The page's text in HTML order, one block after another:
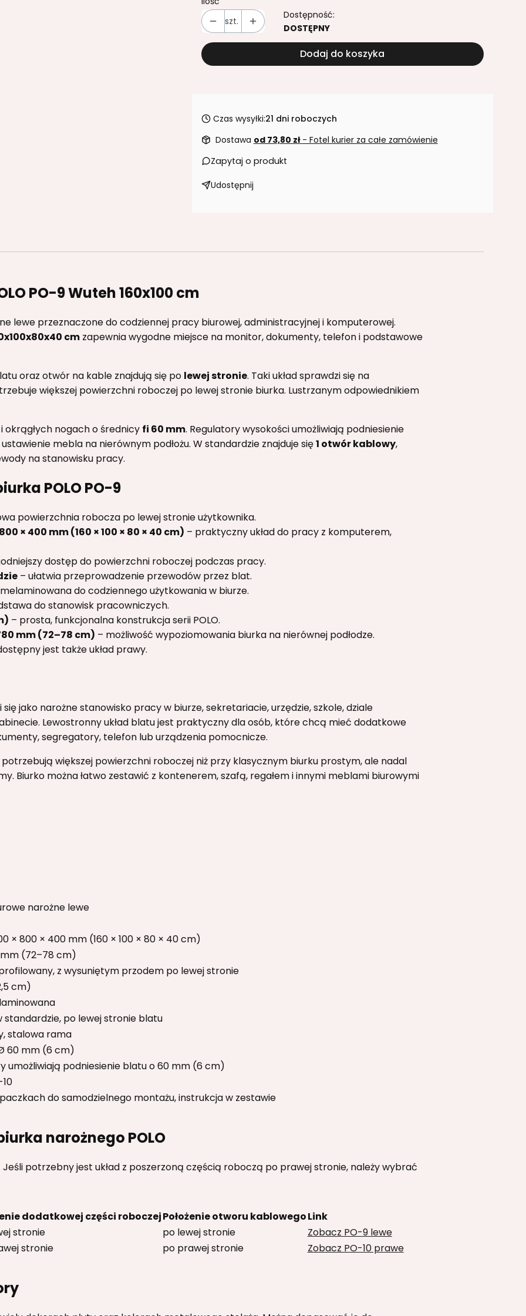
szt.
Dostępność:
DOSTĘPNY
Dodaj do koszyka
Czas wysyłki:21 dni roboczych
Dostawa od 73,80 zł - Fotel kurier za całe zamówienie
Zapytaj o produkt
Udostępnij
PO-9 Wuteh 160x100 cm
lewe przeznaczone do codziennej pracy biurowej, administracyjnej i komputerowej.
cmzapewnia wygodne miejsce na monitor, dokumenty, telefon i podstawowe
oraz otwór na kable znajdują się po lewej stronie. Taki układ sprawdzi się na
większej powierzchni roboczej po lewej stronie biurka. Lustrzanym odpowiednikiem
okrągłych nogach o średnicy fi 60 mm. Regulatory wysokości umożliwiają podniesienie
mebla na nierównym podłożu. W standardzie znajduje się1 otwór kablowy,
na stanowisku pracy.
POLO PO-9
powierzchnia robocza po lewej stronie użytkownika.
× 400 mm (160 × 100 × 80 × 40 cm) – praktyczny układ do pracy z komputerem,
dostęp do powierzchni roboczej podczas pracy.
– ułatwia przeprowadzenie przewodów przez blat.
do codziennego użytkowania w biurze.
do stanowisk pracowniczych.
– prosta, funkcjonalna konstrukcja serii POLO.
mm (72–78 cm) – możliwość wypoziomowania biurka na nierównej podłodze.
jest także układ prawy.
jako narożne stanowisko pracy w biurze, sekretariacie, urzędzie, szkole, dziale
Lewostronny układ blatu jest praktyczny dla osób, które chcą mieć dodatkowe
segregatory, telefon lub urządzenia pomocnicze.
większej powierzchni roboczej niż przy klasycznym biurku prostym, ale nadal
Biurko można łatwo zestawić z kontenerem, szafą, regałem i innymi meblami biurowymi
narożne lewe
× 800 × 400 mm (160 × 100 × 80 × 40 cm)
(72–78 cm)
z wysuniętym przodem po lewej stronie
cm)
standardzie, po lewej stronie blatu
stalowa rama
60 mm (6 cm)
umożliwiają podniesienie blatu o 60 mm (6 cm)
do samodzielnego montażu, instrukcja w zestawie
narożnego POLO
Jeśli potrzebny jest układ z poszerzoną częścią roboczą po prawej stronie, należy wybrać
dodatkowej części roboczejPołożenie otworu kablowegoLink
stronie
po lewej stronie
Zobacz PO-9 lewe
stronie
po prawej stronie Zobacz PO-10 prawe